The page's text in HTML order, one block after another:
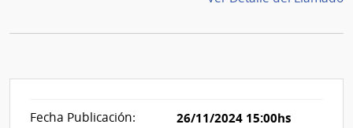
Fecha Publicación: 26/11/2024 15:00hs